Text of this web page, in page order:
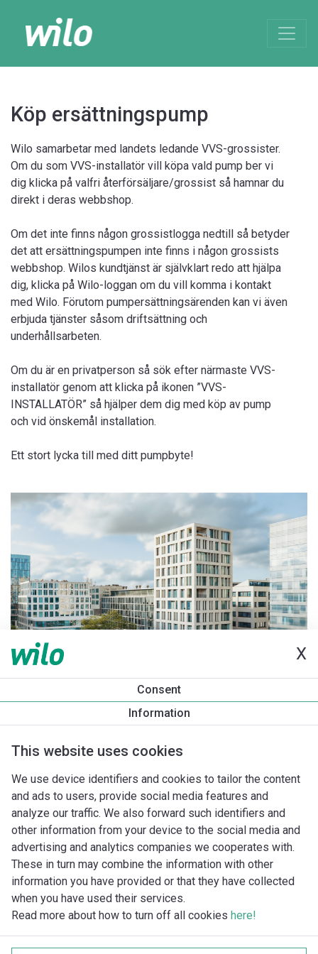
X
Consent
Information
This website uses cookies
We use device identifiers and cookies to tailor the content
and ads to users, provide social media features and
analyze our traffic. We also forward such identifiers and
other information from your device to the social media and
advertising and analytics companies we cooperates with.
These in turn may combine the information with other
information you have provided or that they have collected
when you have used their services.
Read more about how to turn off all cookies here!
Köp ersättningspump
Wilo samarbetar med landets ledande VVS-grossister.
Om du som VVS-installatör vill köpa vald pump ber vi
dig klicka på valfri återförsäljare/grossist så hamnar du
direkt i deras webbshop.
Om det inte finns någon grossistlogga nedtill så betyder
det att ersättningspumpen inte finns i någon grossists
webbshop. Wilos kundtjänst är självklart redo att hjälpa
dig, klicka på Wilo-loggan om du vill komma i kontakt
med Wilo. Förutom pumpersättningsärenden kan vi även
erbjuda tjänster såsom driftsättning och
underhållsarbeten.
Om du är en privatperson så sök efter närmaste VVS-
installatör genom att klicka på ikonen ”VVS-
INSTALLATÖR” så hjälper dem dig med köp av pump
och vid önskemål installation.
Ett stort lycka till med ditt pumpbyte!
Imprint
Behandling av personuppgifter